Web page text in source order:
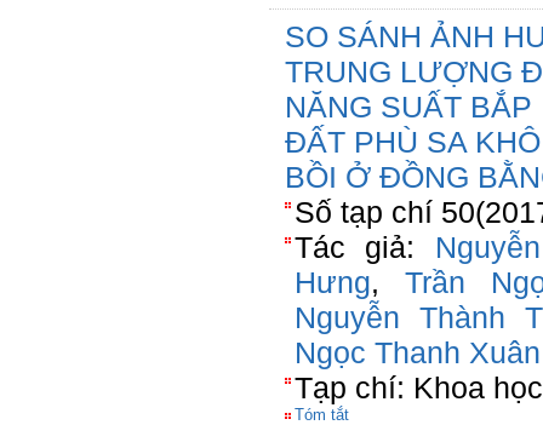
SO SÁNH ẢNH
TRUNG LƯỢNG
NĂNG SUẤT
ĐẤT PHÙ SA
BỒI Ở ĐỒNG
Số tạp chí
Tác giả:
Hưng,Trần
Nguyễn Thành
Ngọc Thanh Xuân
Tạp chí: Khoa
Tóm tắt